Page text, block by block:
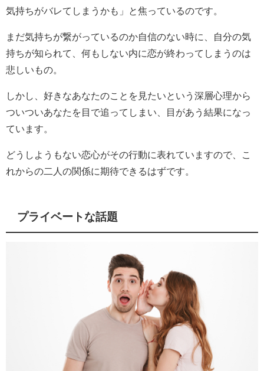
気持ちがバレてしまうかも」と焦っているのです。
まだ気持ちが繋がっているのか自信のない時に、自分の気
持ちが知られて、何もしない内に恋が終わってしまうのは
悲しいもの。
しかし、好きなあなたのことを見たいという深層心理から
ついついあなたを目で追ってしまい、目があう結果になっ
ています。
どうしようもない恋心がその行動に表れていますので、こ
れからの二人の関係に期待できるはずです。
プライベートな話題